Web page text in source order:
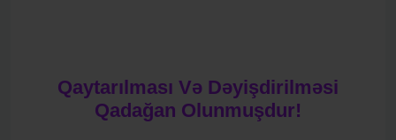
Qaytarılması Və Dəyişdirilməsi
Qadağan Olunmuşdur!